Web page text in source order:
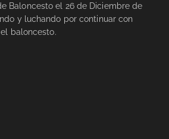
Baloncesto el 26 de Diciembre de
y luchando por continuar con
baloncesto.